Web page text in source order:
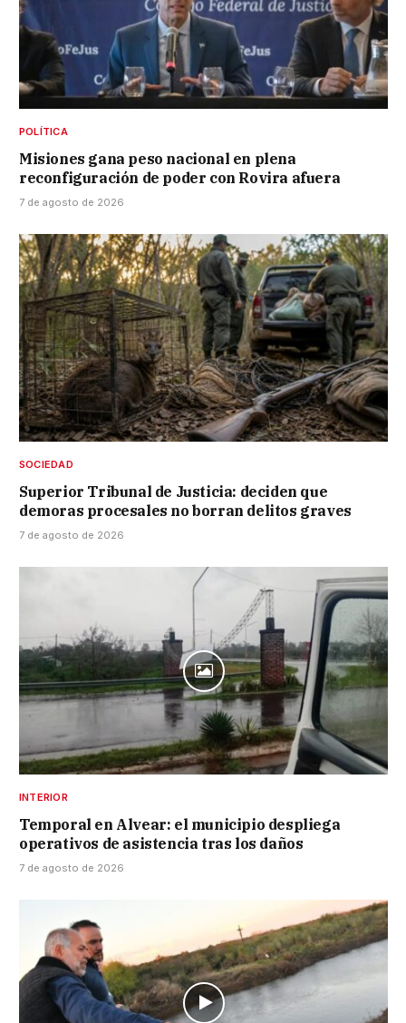
POLÍTICA
Misiones gana peso nacional en plena
reconfiguración de poder con Rovira afuera
7 de agosto de 2026
SOCIEDAD
Superior Tribunal de Justicia: deciden que
demoras procesales no borran delitos graves
7 de agosto de 2026
INTERIOR
Temporal en Alvear: el municipio despliega
operativos de asistencia tras los daños
7 de agosto de 2026